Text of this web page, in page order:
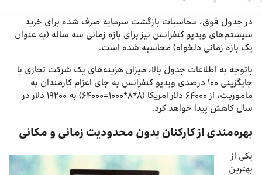
در جدول فوق، محاسبات بازگشت سرمایه صرف شده برای خرید
سیستم‌های ویدیو کنفرانس نیز برای بازه زمانی سه ساله (به عنوان
یک بازه زمانی دلخواه) محاسبه شده است.
باتوجه به اطلاعات جدول بالا، میزان هزینه‌های یک شرکت تجاری با
جایگزینی ۱۰۰ درصدی ویدیو کنفرانس به جای اعزام کارمندان به
ماموریت، از ۶۴۰۰۰ دلار امریکا (۸*۸*۱۰۰۰=۶۴۰۰۰) به ۱۹۲۰۰ دلار در
سال کاهش پیدا خواهد کرد.
بهره‌مندی از کارکنان بدون محدودیت زمانی و مکانی
یکی از
بهترین